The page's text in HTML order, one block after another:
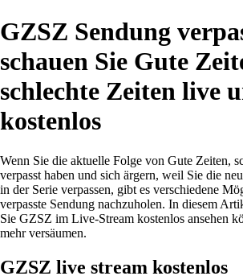
GZSZ Sendung
schauen Sie Gute
schlechte Zeiten live
kostenlos
Wenn Sie die aktuelle Folge von Gute Zeiten,
verpasst haben und sich ärgern, weil Sie die
in der Serie verpassen, gibt es verschiedene
verpasste Sendung nachzuholen. In diesem
Sie GZSZ im Live-Stream kostenlos ansehen
mehr versäumen.
GZSZ live stream kostenlos